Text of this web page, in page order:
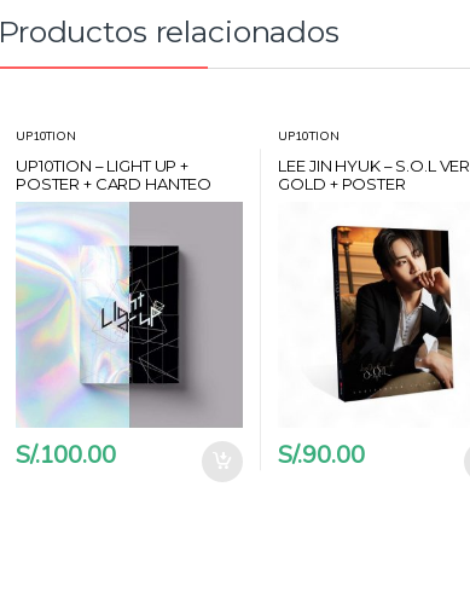
Productos relacionados
UP10TION
UP10TION – LIGHT UP +
POSTER + CARD HANTEO
S/.100.00
UP10TION
LEE JIN HYUK – S.O.L VER.
GOLD + POSTER
S/.90.00